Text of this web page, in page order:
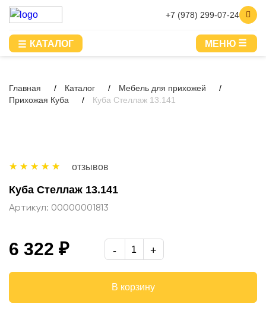
+7 (978) 299-07-24
КАТАЛОГ МЕНЮ
Главная Каталог
Мебель для прихожей
Прихожая Куба
Куба Стеллаж 13.141
отзывов
Куба Стеллаж 13.141
Артикул: 00000001813
6 322 ₽
В корзину